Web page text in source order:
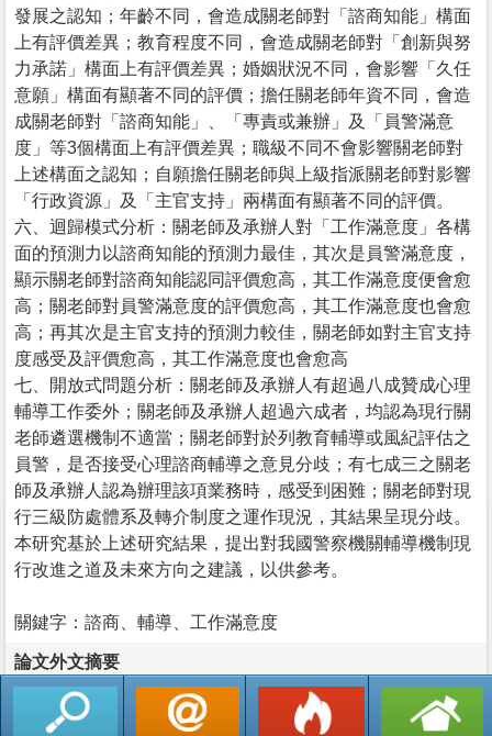
發展之認知；年齡不同，會造成關老師對「諮商知能」構面
上有評價差異；教育程度不同，會造成關老師對「創新與努
力承諾」構面上有評價差異；婚姻狀況不同，會影響「久任
意願」構面有顯著不同的評價；擔任關老師年資不同，會造
成關老師對「諮商知能」、「專責或兼辦」及「員警滿意
度」等3個構面上有評價差異；職級不同不會影響關老師對
上述構面之認知；自願擔任關老師與上級指派關老師對影響
「行政資源」及「主官支持」兩構面有顯著不同的評價。
六、迴歸模式分析：關老師及承辦人對「工作滿意度」各構
面的預測力以諮商知能的預測力最佳，其次是員警滿意度，
顯示關老師對諮商知能認同評價愈高，其工作滿意度便會愈
高；關老師對員警滿意度的評價愈高，其工作滿意度也會愈
高；再其次是主官支持的預測力較佳，關老師如對主官支持
度感受及評價愈高，其工作滿意度也會愈高
七、開放式問題分析：關老師及承辦人有超過八成贊成心理
輔導工作委外；關老師及承辦人超過六成者，均認為現行關
老師遴選機制不適當；關老師對於列教育輔導或風紀評估之
員警，是否接受心理諮商輔導之意見分歧；有七成三之關老
師及承辦人認為辦理該項業務時，感受到困難；關老師對現
行三級防處體系及轉介制度之運作現況，其結果呈現分歧。
本研究基於上述研究結果，提出對我國警察機關輔導機制現
行改進之道及未來方向之建議，以供參考。
關鍵字：諮商、輔導、工作滿意度
論文外文摘要
返回列表